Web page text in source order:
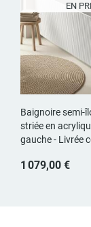
Baignoire semi-
striée en
gauche - Livrée
1 079,00 €
EN